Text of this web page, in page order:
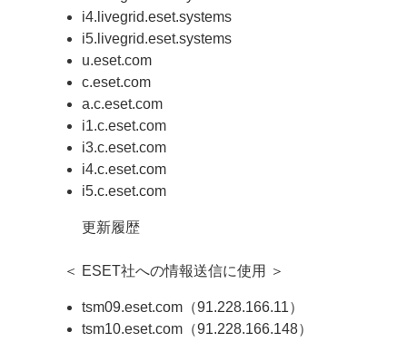
i4.livegrid.eset.systems
i5.livegrid.eset.systems
u.eset.com
c.eset.com
a.c.eset.com
i1.c.eset.com
i3.c.eset.com
i4.c.eset.com
i5.c.eset.com
更新履歴
＜ ESET社への情報送信に使用 ＞
tsm09.eset.com（91.228.166.11）
tsm10.eset.com（91.228.166.148）